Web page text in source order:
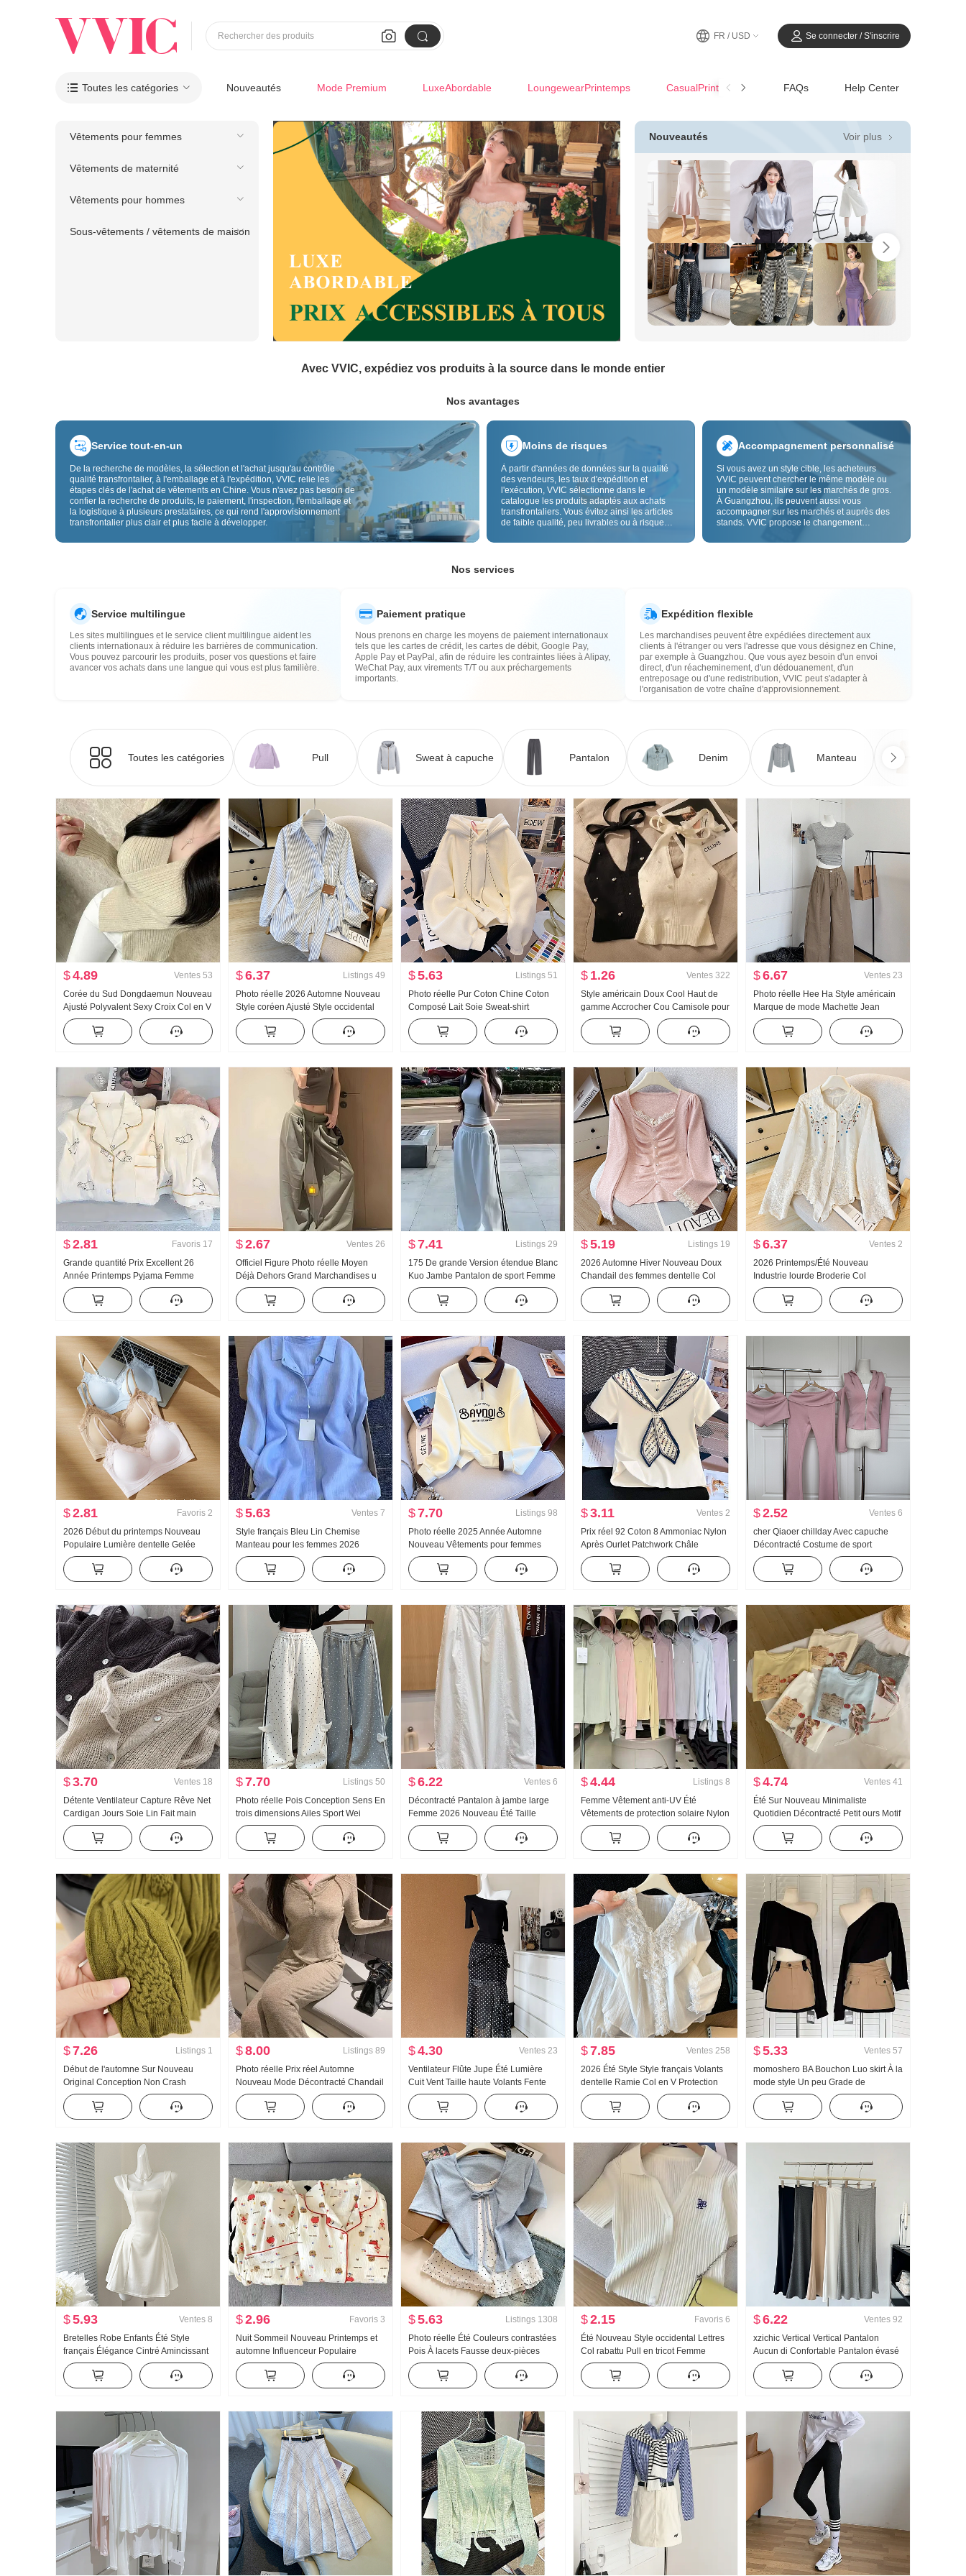
 
Rechercher des produits FR / USD Se connecter / S'inscrire
 Toutes les catégories Nouveautés Mode Premium LuxeAbordable LoungewearPrintemps CasualPrintemps-Été FAQs Help Center
Vêtements pour femmes
Vêtements de maternité
Vêtements pour hommes
Sous-vêtements / vêtements de maison
Nouveautés Voir plus 
Avec VVIC, expédiez vos produits à la source dans le monde entier
Nos avantages
Service tout-en-un
De la recherche de modèles, la sélection et l'achat jusqu'au contrôle
qualité transfrontalier, à l'emballage et à l'expédition, VVIC relie les
étapes clés de l'achat de vêtements en Chine. Vous n'avez pas besoin de
confier la recherche de produits, le paiement, l'inspection, l'emballage et
la logistique à plusieurs prestataires, ce qui rend l'approvisionnement
transfrontalier plus clair et plus facile à développer.
Moins de risques
À partir d'années de données sur la qualité
des vendeurs, les taux d'expédition et
l'exécution, VVIC sélectionne dans le
catalogue les produits adaptés aux achats
transfrontaliers. Vous évitez ainsi les articles
de faible qualité, peu livrables ou à risque
Le contrôle qualité transfrontalier et les
risques de qualité, douane et après-vente.
Accompagnement personnalisé
Si vous avez un style cible, les acheteurs
VVIC peuvent chercher le même modèle ou
un modèle similaire sur les marchés de gros.
À Guangzhou, ils peuvent aussi vous
accompagner sur les marchés et auprès des
stands. VVIC propose le changement
la personnalisation OEM par image ou
Nos services
Service multilingue
Les sites multilingues et le service client multilingue aident les
clients internationaux à réduire les barrières de communication.
Vous pouvez parcourir les produits, poser vos questions et faire
avancer vos achats dans une langue qui vous est plus familière.
Paiement pratique
Nous prenons en charge les moyens de paiement internationaux
tels que les cartes de crédit, les cartes de débit, Google Pay,
Apple Pay et PayPal, afin de réduire les contraintes liées à Alipay,
WeChat Pay, aux virements T/T ou aux préchargements
importants.
Expédition flexible
Les marchandises peuvent être expédiées directement aux
clients à l'étranger ou vers l'adresse que vous désignez en Chine,
par exemple à Guangzhou. Que vous ayez besoin d'un envoi
direct, d'un réacheminement, d'un dédouanement, d'un
entreposage ou d'une redistribution, VVIC peut s'adapter à
l'organisation de votre chaîne d'approvisionnement.
Toutes les catégories Pull Sweat à capuche Pantalon Denim Manteau
$4.89 Ventes 53
Corée du Sud Dongdaemun Nouveau
Ajusté Polyvalent Sexy Croix Col en V
Élégance Affichage Figure Féminin
Manches longues Pull en tricot
$6.37 Listings 49
Photo réelle 2026 Automne Nouveau
Style coréen Ajusté Style occidental
Conception Sens Niche Rayures
Cintré Manches longues Chemise
pour femmes
$5.63 Listings 51
Photo réelle Pur Coton Chine Coton
Composé Lait Soie Sweat-shirt
Femme Version légère 2025 Automne
Nouveau Avec capuche Manches
longues T-shirt Top
$ 1.26 Ventes 322
Style américain Doux Cool Haut de
gamme Accrocher Cou Camisole pour
femmes Été Port extérieur À l'intérieur
Match T-shirt de base Style pin-up
Tricoté Bandeau bustier Top
$6.67 Ventes 23
Photo réelle Hee Ha Style américain
Marque de mode Machette Jean
Ample Kuo Jambe Décontracté
Pantalon
$2.81 Favoris 17
Grande quantité Prix Excellent 26
Année Printemps Pyjama Femme
Nouveau Nuages Coton Manches
longues Petit Col rabattu Homewear
Ensemble Streaming en direct Élevé
$2.67 Ventes 26
Officiel Figure Photo réelle Moyen
Déjà Dehors Grand Marchandises u
Collier Os de boeuf Boucle En forme
de I Débardeur Bretelles Kuo Jambe
Traîne Sport Pantalon long Ensemble
$7.41 Listings 29
175 De grande Version étendue Blanc
Kuo Jambe Pantalon de sport Femme
Printemps et automne Nouveau
Polyvalent Rayures Décontracté
Traîne Pantalon
$5.19 Listings 19
2026 Automne Hiver Nouveau Doux
Chandail des femmes dentelle Col
roulé Épais Pull en tricot Femme
Conception Sens dentelle Manches
longues Top
$6.37 Ventes 2
2026 Printemps/Été Nouveau
Industrie lourde Broderie Col
Claudine Chemise pour femmes Style
français Rétro Protection solaire
Cardigan
$2.81 Favoris 2
2026 Début du printemps Nouveau
Populaire Lumière dentelle Gelée
Colle Bande Corset À l'intérieur
Ceinture Poitrine Pad Amincissant
Gilet pour les femmes
$5.63 Ventes 7
Style français Bleu Lin Chemise
Manteau pour les femmes 2026
Printemps/Été Nouveau Ample
Élégance Vieux Argent Vent Haut de
gamme Coton et lin Chemise
$7.70 Listings 98
Photo réelle 2025 Année Automne
Nouveau Vêtements pour femmes
Sweat-shirt Réduction de l'âge Moitié
Fermeture éclair Mode Col polo
Décontracté Polyvalent Amincissant
$3.11 Ventes 2
Prix réel 92 Coton 8 Ammoniac Nylon
Après Ourlet Patchwork Châle
Foulard en soie Ajusté Col en V
Manches courtes T-shirt Femme
$2.52 Ventes 6
cher Qiaoer chillday Avec capuche
Décontracté Costume de sport
Femme Printemps Épaules dénudées
Manteau Pantalon évasé Ensemble
trois pièces
$3.70 Ventes 18
Détente Ventilateur Capture Rêve Net
Cardigan Jours Soie Lin Fait main
Choisissez Trou Ajouré Tricoté
Cardigan Femme Climatiseur
Chemise de protection solaire
$7.70 Listings 50
Photo réelle Pois Conception Sens En
trois dimensions Ailes Sport Wei
Pantalon Femme Nouveau Lumière
Asie Vent Ample Droit Amincissant
Pantalon décontracté
$6.22 Ventes 6
Décontracté Pantalon à jambe large
Femme 2026 Nouveau Été Taille
haute Amincissant Grande taille Petite
taille Minimaliste Ample Neuf points
Machette Pantalon
$4.44 Listings 8
Femme Vêtement anti-UV Été
Vêtements de protection solaire Nylon
Version légère Glace Soie Respirant
Manteau Ample Grande taille Sweat à
capuche
$4.74 Ventes 41
Été Sur Nouveau Minimaliste
Quotidien Décontracté Petit ours Motif
Nœud papillon Ample Niche Manches
courtes T-shirt Style coréen Tricoté
Top
$7.26 Listings 1
Début de l'automne Sur Nouveau
Original Conception Non Crash
Chemise Industrie lourde Jacquard
Tricoté Top Femme Automne Nouveau
Amincissant
$8.00 Listings 89
Photo réelle Prix réel Automne
Nouveau Mode Décontracté Chandail
à capuchon Wei Pantalon Amincissant
Ensemble Costume de sport Femme
Tendance
$4.30 Ventes 23
Ventilateur Flûte Jupe Été Lumière
Cuit Vent Taille haute Volants Fente
Noir Pois Jupe mi-longue Jours Soie
Oblique Épaule Vêtements
$7.85 Ventes 258
2026 Été Style Style français Volants
dentelle Ramie Col en V Protection
solaire Chemise Manches longues
Femme Ample Conception Sens Sur
$5.33 Ventes 57
momoshero BA Bouchon Luo skirt À la
mode style Un peu Grade de
Vêtement de travail Bicolore Jupe
courte
$5.93 Ventes 8
Bretelles Robe Enfants Été Style
français Élégance Cintré Amincissant
Robe débardeur Mini-jupe
$2.96 Favoris 3
Nuit Sommeil Nouveau Printemps et
automne Influenceur Populaire
Nuages Coton Pyjama Doux et sucré
Cardigan Manches longues Pantalon
long Homewear Ensemble
$5.63 Listings 1308
Photo réelle Été Couleurs contrastées
Pois À lacets Fausse deux-pièces
Manches courtes T-shirt Femme Été
Nouveau Style sucré Niche Top
$2.15 Favoris 6
Été Nouveau Style occidental Lettres
Col rabattu Pull en tricot Femme
Conception Sens Ajusté Court Petite
chemise Pur Désir Vent Amincissant
Top
$6.22 Ventes 92
xzichic Vertical Vertical Pantalon
Aucun di Confortable Pantalon évasé
Printemps/Été Nouveau Élégant
Pantalon long Amincissant Pantalon
décontracté Femme